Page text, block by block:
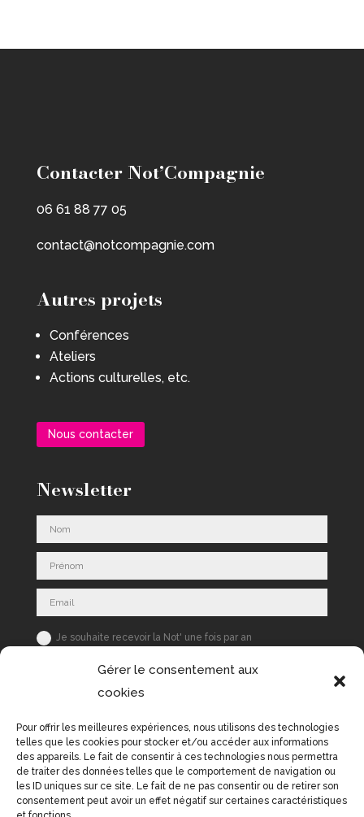
Gérer le consentement aux
cookies
Pour offrir les meilleures expériences, nous utilisons des technologies
telles que les cookies pour stocker et/ou accéder aux informations
des appareils. Le fait de consentir à ces technologies nous permettra
de traiter des données telles que le comportement de navigation ou
les ID uniques sur ce site. Le fait de ne pas consentir ou de retirer son
consentement peut avoir un effet négatif sur certaines caractéristiques
Contacter Not’Compagnie
06 61 88 77 05
contact@notcompagnie.com
Autres projets
Conférences
Ateliers
Actions culturelles, etc.
Nous contacter
Newsletter
Je souhaite recevoir la Not' une fois par an